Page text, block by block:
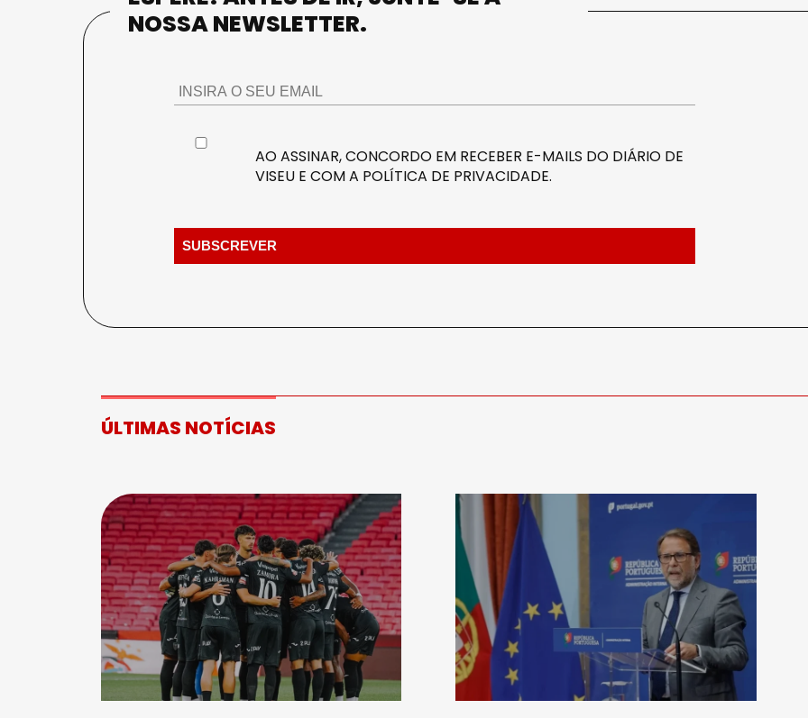
NOSSA NEWSLETTER.
AO ASSINAR, CONCORDO EM RECEBER E-MAILS DO DIÁRIO DE
VISEU E COM A POLÍTICA DE PRIVACIDADE.
ÚLTIMAS NOTÍCIAS